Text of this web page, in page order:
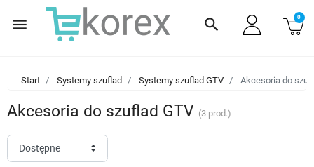
menu search 0
Start Systemy szuflad Systemy szuflad GTV Akcesoria do
Akcesoria do szuflad GTV (3 prod.)